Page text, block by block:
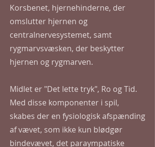
Korsbenet, hjernehinderne, der
omslutter hjernen og
centralnervesystemet, samt
rygmarvsvæsken, der beskytter
hjernen og rygmarven.
Midlet er "Det lette tryk", Ro og Tid.
Med disse komponenter i spil,
skabes der en fysiologisk afspænding
af vævet, som ikke kun blødgør
bindevævet, det paraympatiske